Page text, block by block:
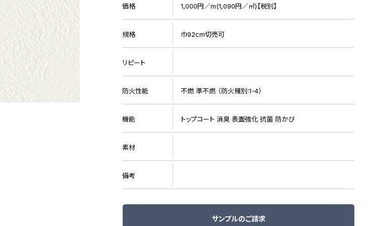
価格 1,000円／m(1,090円／㎡)【税別】
規格 巾92cm切売可
リピート
防火性能 不燃 準不燃 （防火種別:1-4）
機能 トップコート 消臭 表面強化 抗菌 防かび
素材
備考
サンプルのご請求